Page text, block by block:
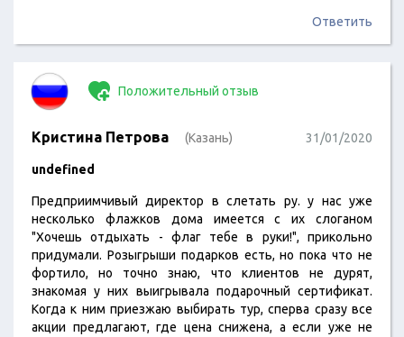
Ответить
Положительный отзыв
Кристина Петрова (Казань) 31/01/2020
undefined
Предприимчивый директор в слетать ру. у нас уже
несколько флажков дома имеется с их слоганом
"Хочешь отдыхать - флаг тебе в руки!", прикольно
придумали. Розыгрыши подарков есть, но пока что не
фортило, но точно знаю, что клиентов не дурят,
знакомая у них выигрывала подарочный сертификат.
Когда к ним приезжаю выбирать тур, сперва сразу все
акции предлагают, где цена снижена, а если уже не